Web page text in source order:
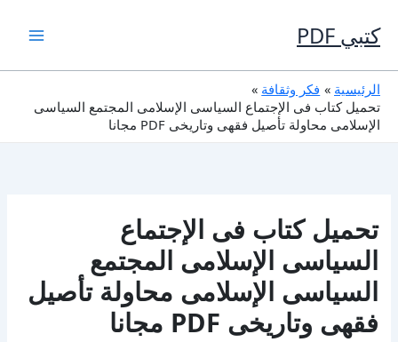
إلى
المحتوى
كتبي PDF
الرئيسية
فكر وثقافة
تحميل كتاب فى الإجتماع السياسى الإسلامى المجتمع السياسى
الإسلامى محاولة تأصيل فقهى وتاريخى PDF مجانا
تحميل كتاب فى الإجتماع
السياسى الإسلامى المجتمع
السياسى الإسلامى محاولة تأصيل
فقهى وتاريخى PDF مجانا